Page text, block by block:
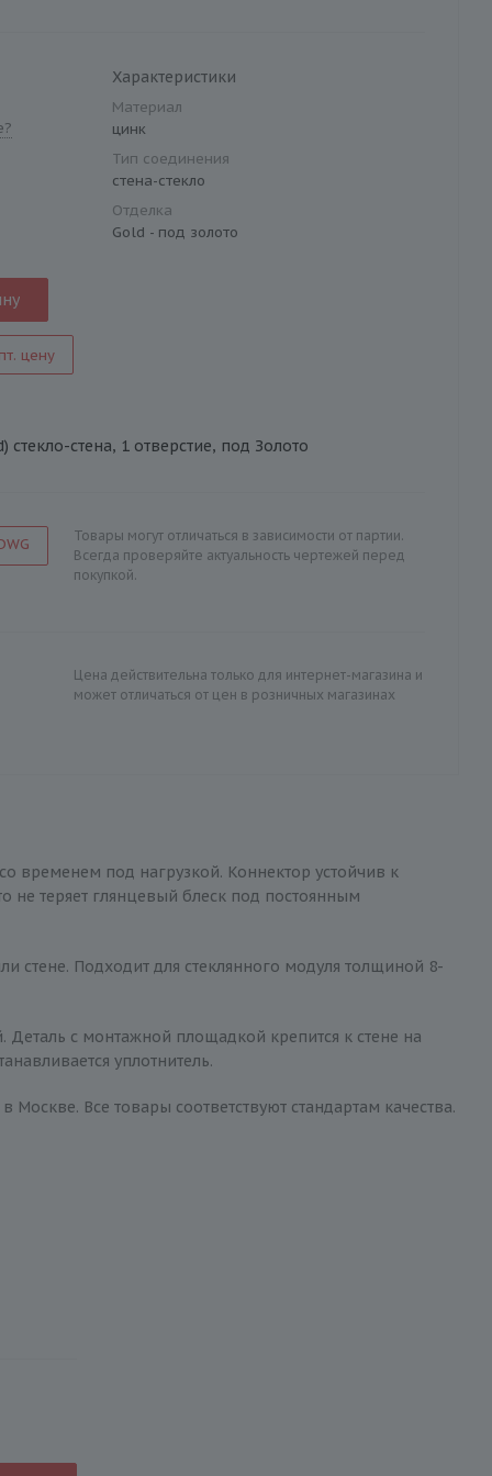
цену
Характеристики
Материал
цинк
Тип соединения
стена-стекло
Отделка
Gold - под золото
стекло-стена, 1 отверстие, под Золото
Товары могут отличаться в зависимости от партии.
Всегда проверяйте актуальность чертежей перед
покупкой.
Цена действительна только для интернет-магазина и
может отличаться от цен в розничных магазинах
временем под нагрузкой. Коннектор устойчив к
не теряет глянцевый блеск под постоянным
стене. Подходит для стеклянного модуля толщиной 8-
Деталь с монтажной площадкой крепится к стене на
уплотнитель.
Все товары соответствуют стандартам качества.